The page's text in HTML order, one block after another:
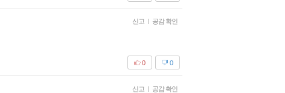
신고 | 공감 확인
0
0
신고 | 공감 확인